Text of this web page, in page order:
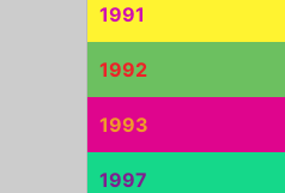
1991
1992
1993
1997